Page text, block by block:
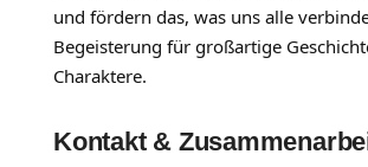
und fördern das, was uns alle
Begeisterung für großartige
Charaktere.
Kontakt &